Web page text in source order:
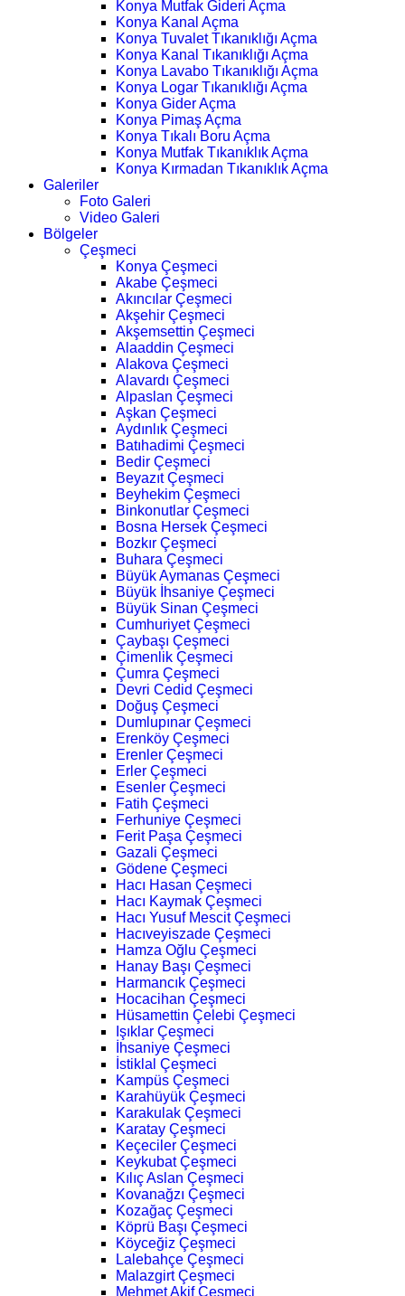
Konya Mutfak Gideri Açma
Konya Kanal Açma
Konya Tuvalet Tıkanıklığı Açma
Konya Kanal Tıkanıklığı Açma
Konya Lavabo Tıkanıklığı Açma
Konya Logar Tıkanıklığı Açma
Konya Gider Açma
Konya Pimaş Açma
Konya Tıkalı Boru Açma
Konya Mutfak Tıkanıklık Açma
Konya Kırmadan Tıkanıklık Açma
Galeriler
Foto Galeri
Video Galeri
Bölgeler
Çeşmeci
Konya Çeşmeci
Akabe Çeşmeci
Akıncılar Çeşmeci
Akşehir Çeşmeci
Akşemsettin Çeşmeci
Alaaddin Çeşmeci
Alakova Çeşmeci
Alavardı Çeşmeci
Alpaslan Çeşmeci
Aşkan Çeşmeci
Aydınlık Çeşmeci
Batıhadimi Çeşmeci
Bedir Çeşmeci
Beyazıt Çeşmeci
Beyhekim Çeşmeci
Binkonutlar Çeşmeci
Bosna Hersek Çeşmeci
Bozkır Çeşmeci
Buhara Çeşmeci
Büyük Aymanas Çeşmeci
Büyük İhsaniye Çeşmeci
Büyük Sinan Çeşmeci
Cumhuriyet Çeşmeci
Çaybaşı Çeşmeci
Çimenlik Çeşmeci
Çumra Çeşmeci
Devri Cedid Çeşmeci
Doğuş Çeşmeci
Dumlupınar Çeşmeci
Erenköy Çeşmeci
Erenler Çeşmeci
Erler Çeşmeci
Esenler Çeşmeci
Fatih Çeşmeci
Ferhuniye Çeşmeci
Ferit Paşa Çeşmeci
Gazali Çeşmeci
Gödene Çeşmeci
Hacı Hasan Çeşmeci
Hacı Kaymak Çeşmeci
Hacı Yusuf Mescit Çeşmeci
Hacıveyiszade Çeşmeci
Hamza Oğlu Çeşmeci
Hanay Başı Çeşmeci
Harmancık Çeşmeci
Hocacihan Çeşmeci
Hüsamettin Çelebi Çeşmeci
Işıklar Çeşmeci
İhsaniye Çeşmeci
İstiklal Çeşmeci
Kampüs Çeşmeci
Karahüyük Çeşmeci
Karakulak Çeşmeci
Karatay Çeşmeci
Keçeciler Çeşmeci
Keykubat Çeşmeci
Kılıç Aslan Çeşmeci
Kovanağzı Çeşmeci
Kozağaç Çeşmeci
Köprü Başı Çeşmeci
Köyceğiz Çeşmeci
Lalebahçe Çeşmeci
Malazgirt Çeşmeci
Mehmet Akif Çeşmeci